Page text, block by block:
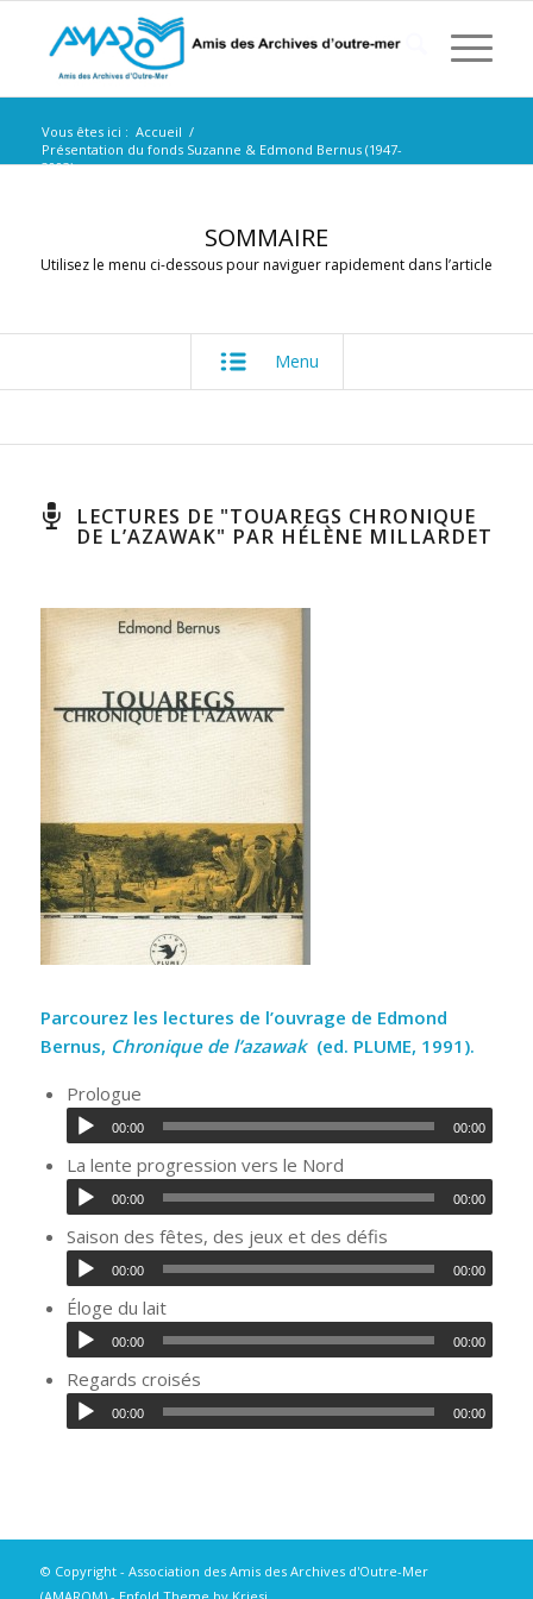
Vous êtes ici : Accueil /
Présentation du fonds Suzanne & Edmond Bernus (1947-
2003)
SOMMAIRE
Utilisez le menu ci-dessous pour naviguer rapidement dans l’article
Menu
LECTURES DE "TOUAREGS CHRONIQUE
DE L’AZAWAK" PAR HÉLÈNE MILLARDET
Parcourez les lectures de l’ouvrage de Edmond
Bernus, Chronique de l’azawak(ed. PLUME, 1991).
Prologue
00:00 00:00
La lente progression vers le Nord
00:00 00:00
Saison des fêtes, des jeux et des défis
00:00 00:00
Éloge du lait
00:00 00:00
Regards croisés
00:00 00:00
© Copyright - Association des Amis des Archives d'Outre-Mer